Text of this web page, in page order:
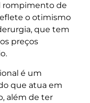
rompimento de
o otimismo
que tem
preços
é um
que atua em
além de ter